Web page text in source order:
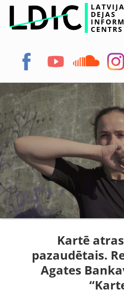
DEJAS
CENTRS
Kartē
pazaudētais.
Agates